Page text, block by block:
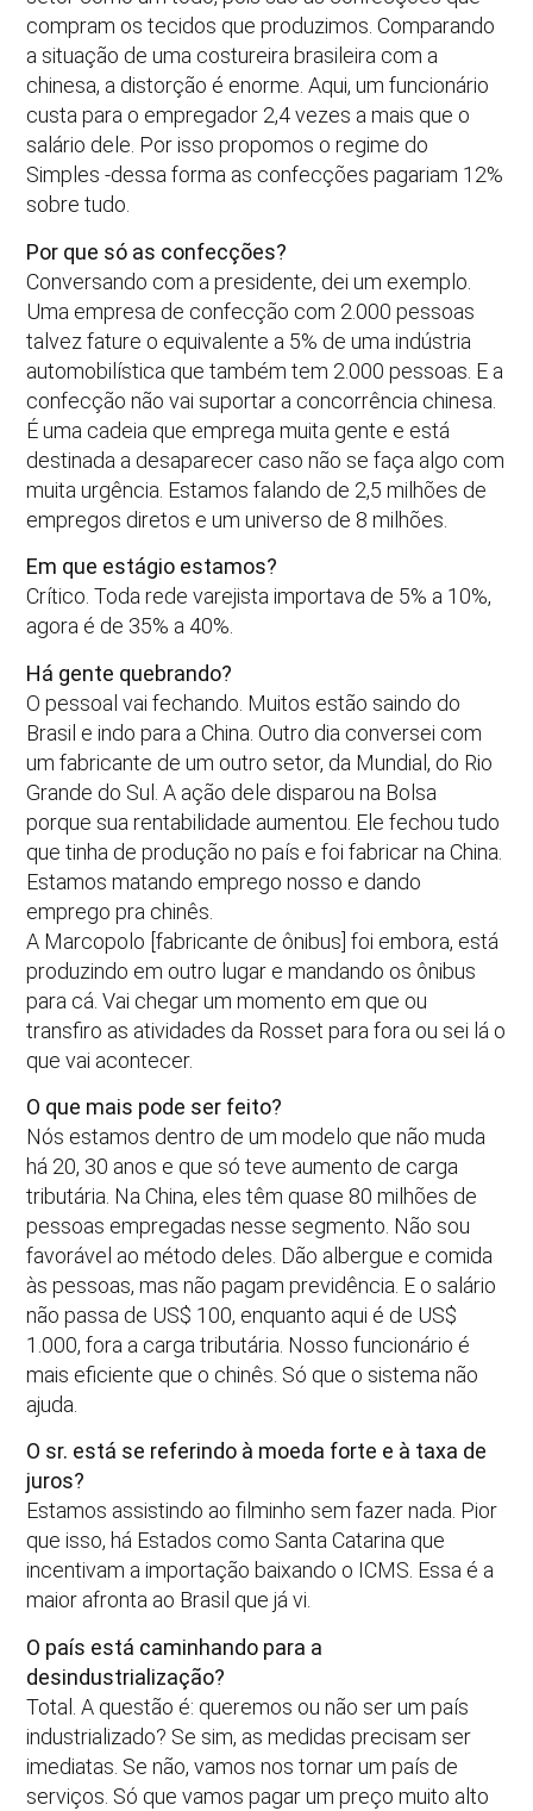
compram os tecidos que produzimos. Comparando
a situação de uma costureira brasileira com a
chinesa, a distorção é enorme. Aqui, um funcionário
custa para o empregador 2,4 vezes a mais que o
salário dele. Por isso propomos o regime do
Simples -dessa forma as confecções pagariam 12%
sobre tudo.
Por que só as confecções?
Conversando com a presidente, dei um exemplo.
Uma empresa de confecção com 2.000 pessoas
talvez fature o equivalente a 5% de uma indústria
automobilística que também tem 2.000 pessoas. E a
confecção não vai suportar a concorrência chinesa.
É uma cadeia que emprega muita gente e está
destinada a desaparecer caso não se faça algo com
muita urgência. Estamos falando de 2,5 milhões de
empregos diretos e um universo de 8 milhões.
Em que estágio estamos?
Crítico. Toda rede varejista importava de 5% a 10%,
agora é de 35% a 40%.
Há gente quebrando?
O pessoal vai fechando. Muitos estão saindo do
Brasil e indo para a China. Outro dia conversei com
um fabricante de um outro setor, da Mundial, do Rio
Grande do Sul. A ação dele disparou na Bolsa
porque sua rentabilidade aumentou. Ele fechou tudo
que tinha de produção no país e foi fabricar na China.
Estamos matando emprego nosso e dando
emprego pra chinês.
A Marcopolo [fabricante de ônibus] foi embora, está
produzindo em outro lugar e mandando os ônibus
para cá. Vai chegar um momento em que ou
transfiro as atividades da Rosset para fora ou sei lá o
que vai acontecer.
O que mais pode ser feito?
Nós estamos dentro de um modelo que não muda
há 20, 30 anos e que só teve aumento de carga
tributária. Na China, eles têm quase 80 milhões de
pessoas empregadas nesse segmento. Não sou
favorável ao método deles. Dão albergue e comida
às pessoas, mas não pagam previdência. E o salário
não passa de US$ 100, enquanto aqui é de US$
1.000, fora a carga tributária. Nosso funcionário é
mais eficiente que o chinês. Só que o sistema não
ajuda.
O sr. está se referindo à moeda forte e à taxa de
juros?
Estamos assistindo ao filminho sem fazer nada. Pior
que isso, há Estados como Santa Catarina que
incentivam a importação baixando o ICMS. Essa é a
maior afronta ao Brasil que já vi.
O país está caminhando para a
desindustrialização?
Total. A questão é: queremos ou não ser um país
industrializado? Se sim, as medidas precisam ser
imediatas. Se não, vamos nos tornar um país de
serviços. Só que vamos pagar um preço muito alto